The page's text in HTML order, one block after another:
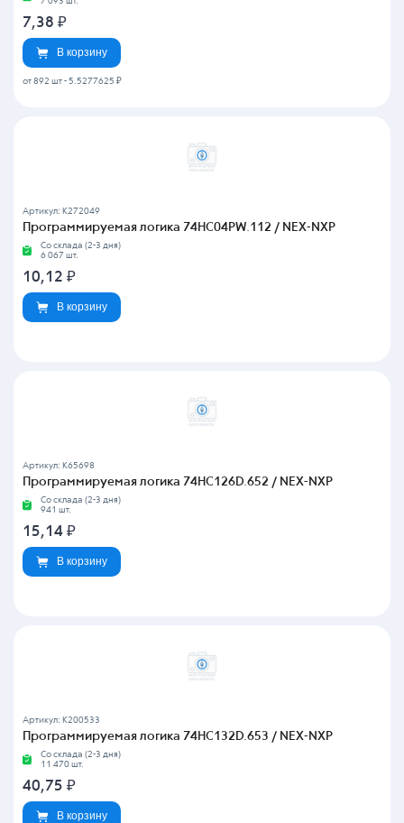
7,38 ₽
В корзину
от 892 шт - 5.5277625 ₽
Артикул: K272049
Программируемая логика 74HC04PW.112 / NEX-NXP
Со склада (2-3 дня)
6 067 шт.
10,12 ₽
В корзину
Артикул: K65698
Программируемая логика 74HC126D.652 / NEX-NXP
Со склада (2-3 дня)
941 шт.
15,14 ₽
В корзину
Артикул: K200533
Программируемая логика 74HC132D.653 / NEX-NXP
Со склада (2-3 дня)
11 470 шт.
40,75 ₽
В корзину